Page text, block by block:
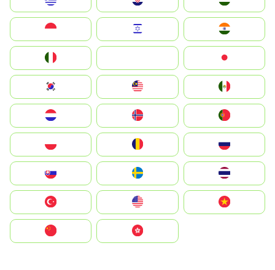
South Korea
United States
中國香港特別行政區